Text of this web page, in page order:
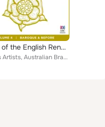
Music of the English Renaissance
Various Artists, Australian Brandenburg Orchestra, Latitude 37, Neil McEwan, Rosemary Hodgson, Tommie Andersson, Marshall McGuir...